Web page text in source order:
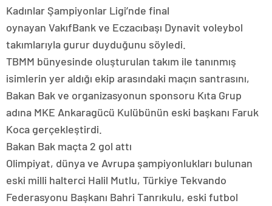
Kadınlar Şampiyonlar Ligi’nde final
oynayan VakıfBank ve Eczacıbaşı Dynavit voleybol
takımlarıyla gurur duyduğunu söyledi.
TBMM bünyesinde oluşturulan takım ile tanınmış
isimlerin yer aldığı ekip arasındaki maçın santrasını,
Bakan Bak ve organizasyonun sponsoru Kıta Grup
adına MKE Ankaragücü Kulübünün eski başkanı Faruk
Koca gerçekleştirdi.
Bakan Bak maçta 2 gol attı
Olimpiyat, dünya ve Avrupa şampiyonlukları bulunan
eski milli halterci Halil Mutlu, Türkiye Tekvando
Federasyonu Başkanı Bahri Tanrıkulu, eski futbol